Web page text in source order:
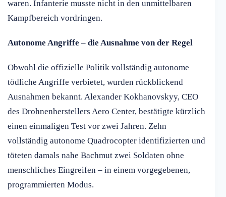
waren. Infanterie musste nicht in den unmittelbaren
Kampfbereich vordringen.
Autonome Angriffe – die Ausnahme von der Regel
Obwohl die offizielle Politik vollständig autonome
tödliche Angriffe verbietet, wurden rückblickend
Ausnahmen bekannt. Alexander Kokhanovskyy, CEO
des Drohnenherstellers Aero Center, bestätigte kürzlich
einen einmaligen Test vor zwei Jahren. Zehn
vollständig autonome Quadrocopter identifizierten und
töteten damals nahe Bachmut zwei Soldaten ohne
menschliches Eingreifen – in einem vorgegebenen,
programmierten Modus.